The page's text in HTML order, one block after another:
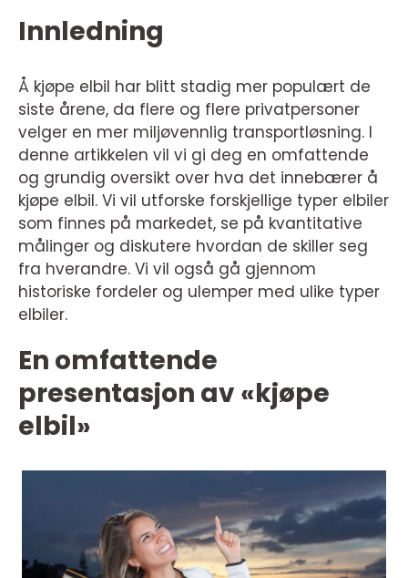
Innledning
Å kjøpe elbil har blitt stadig mer populært de
siste årene, da flere og flere privatpersoner
velger en mer miljøvennlig transportløsning. I
denne artikkelen vil vi gi deg en omfattende
og grundig oversikt over hva det innebærer å
kjøpe elbil. Vi vil utforske forskjellige typer elbiler
som finnes på markedet, se på kvantitative
målinger og diskutere hvordan de skiller seg
fra hverandre. Vi vil også gå gjennom
historiske fordeler og ulemper med ulike typer
elbiler.
En omfattende
presentasjon av «kjøpe
elbil»